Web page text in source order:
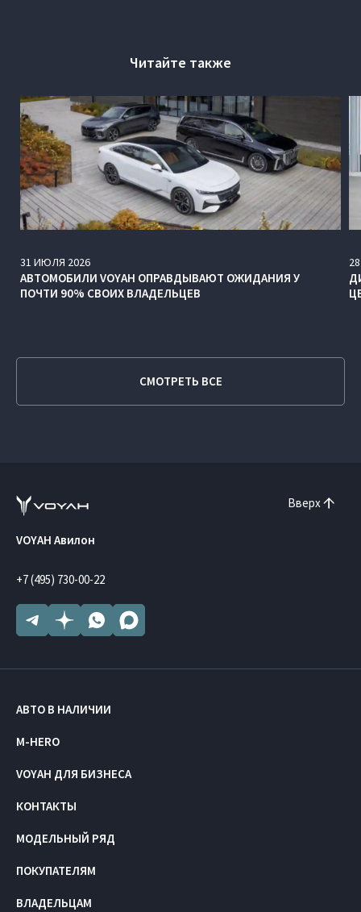
Читайте также
31 ИЮЛЯ 2026
АВТОМОБИЛИ VOYAH ОПРАВДЫВАЮТ ОЖИДАНИЯ У
ПОЧТИ 90% СВОИХ ВЛАДЕЛЬЦЕВ
28
СМОТРЕТЬ ВСЕ
Вверх
VOYAH Авилон
+7 (495) 730-00-22
АВТО В НАЛИЧИИ
M-HERO
VOYAH ДЛЯ БИЗНЕСА
КОНТАКТЫ
МОДЕЛЬНЫЙ РЯД
ПОКУПАТЕЛЯМ
ВЛАДЕЛЬЦАМ